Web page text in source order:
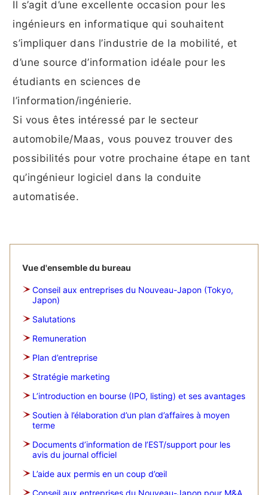
Il s’agit d’une excellente occasion pour les
ingénieurs en informatique qui souhaitent
s’impliquer dans l’industrie de la mobilité, et
d’une source d’information idéale pour les
étudiants en sciences de
l’information/ingénierie.
Si vous êtes intéressé par le secteur
automobile/Maas, vous pouvez trouver des
possibilités pour votre prochaine étape en tant
qu’ingénieur logiciel dans la conduite
automatisée.
Vue d'ensemble du bureau
Conseil aux entreprises du Nouveau-Japon (Tokyo,
Japon)
Salutations
Remuneration
Plan d’entreprise
Stratégie marketing
L’introduction en bourse (IPO, listing) et ses avantages
Soutien à l’élaboration d’un plan d’affaires à moyen
terme
Documents d’information de l’EST/support pour les
avis du journal officiel
L’aide aux permis en un coup d’œil